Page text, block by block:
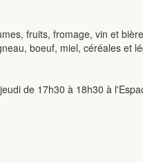
fruits, fromage, vin et
boeuf, miel, céréales et
de 17h30 à 18h30 à